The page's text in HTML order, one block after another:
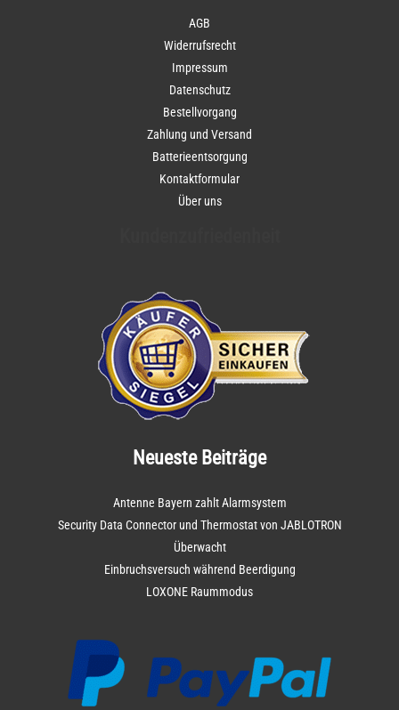
AGB
Widerrufsrecht
Impressum
Datenschutz
Bestellvorgang
Zahlung und Versand
Batterieentsorgung
Kontaktformular
Über uns
Neueste Beiträge
Antenne Bayern zahlt Alarmsystem
Security Data Connector und Thermostat von JABLOTRON
Überwacht
Einbruchsversuch während Beerdigung
LOXONE Raummodus